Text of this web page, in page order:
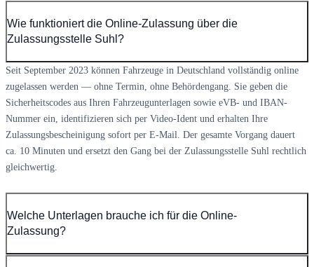
Wie funktioniert die Online-Zulassung über die
Zulassungsstelle Suhl?
Seit September 2023 können Fahrzeuge in Deutschland vollständig online
zugelassen werden — ohne Termin, ohne Behördengang. Sie geben die
Sicherheitscodes aus Ihren Fahrzeugunterlagen sowie eVB- und IBAN-
Nummer ein, identifizieren sich per Video-Ident und erhalten Ihre
Zulassungsbescheinigung sofort per E-Mail. Der gesamte Vorgang dauert
ca. 10 Minuten und ersetzt den Gang bei der Zulassungsstelle Suhl rechtlich
gleichwertig.
Welche Unterlagen brauche ich für die Online-
Zulassung?